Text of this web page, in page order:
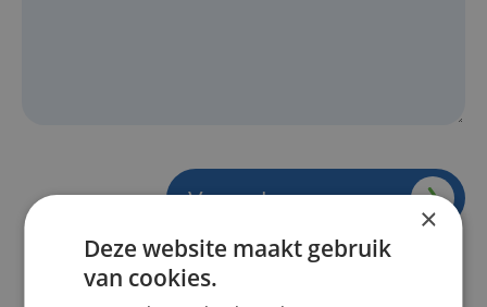
Verzend uw aanvraag
×
Deze website maakt gebruik
van cookies.